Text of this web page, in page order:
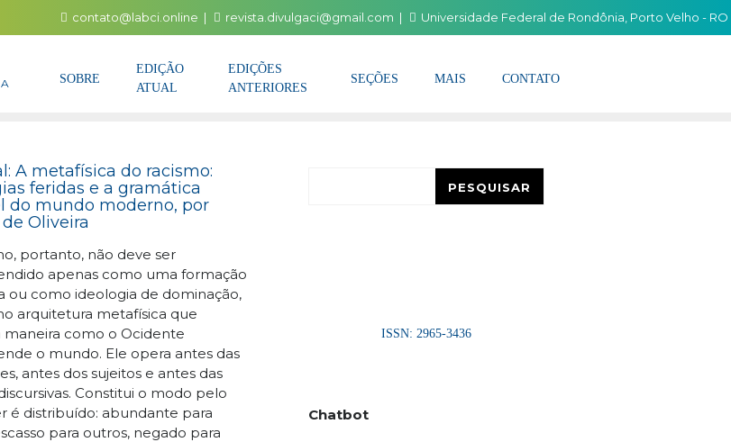
contato@labci.online revista.divulgaci@gmail.com Universidade Federal de Rondônia, Porto Velho - RO
SOBRE
EDIÇÃO
ATUAL
EDIÇÕES
ANTERIORES
SEÇÕES MAIS CONTATO
A metafísica do racismo:
feridas e a gramática
do mundo moderno, por
Oliveira
portanto, não deve ser
apenas como uma formação
ou como ideologia de dominação,
arquitetura metafísica que
maneira como o Ocidente
o mundo. Ele opera antes das
antes dos sujeitos e antes das
Constitui o modo pelo
é distribuído: abundante para
para outros, negado para
PESQUISAR
ISSN: 2965-3436
Chatbot